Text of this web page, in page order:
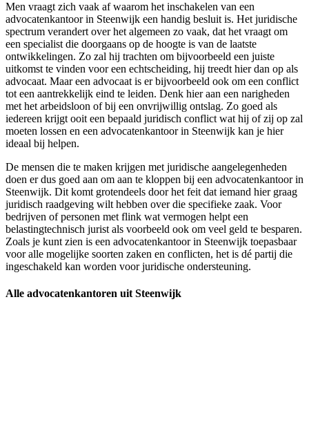
Men vraagt zich vaak af waarom het inschakelen van een
advocatenkantoor in Steenwijk een handig besluit is. Het juridische
spectrum verandert over het algemeen zo vaak, dat het vraagt om
een specialist die doorgaans op de hoogte is van de laatste
ontwikkelingen. Zo zal hij trachten om bijvoorbeeld een juiste
uitkomst te vinden voor een echtscheiding, hij treedt hier dan op als
advocaat. Maar een advocaat is er bijvoorbeeld ook om een conflict
tot een aantrekkelijk eind te leiden. Denk hier aan een narigheden
met het arbeidsloon of bij een onvrijwillig ontslag. Zo goed als
iedereen krijgt ooit een bepaald juridisch conflict wat hij of zij op zal
moeten lossen en een advocatenkantoor in Steenwijk kan je hier
ideaal bij helpen.
De mensen die te maken krijgen met juridische aangelegenheden
doen er dus goed aan om aan te kloppen bij een advocatenkantoor in
Steenwijk. Dit komt grotendeels door het feit dat iemand hier graag
juridisch raadgeving wilt hebben over die specifieke zaak. Voor
bedrijven of personen met flink wat vermogen helpt een
belastingtechnisch jurist als voorbeeld ook om veel geld te besparen.
Zoals je kunt zien is een advocatenkantoor in Steenwijk toepasbaar
voor alle mogelijke soorten zaken en conflicten, het is dé partij die
ingeschakeld kan worden voor juridische ondersteuning.
Alle advocatenkantoren uit Steenwijk